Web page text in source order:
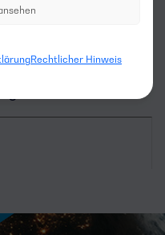
Rechtlicher Hinweis